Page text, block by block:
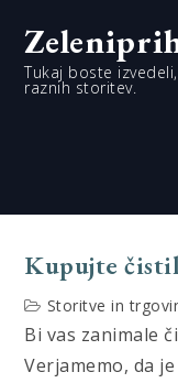
content
Tukaj boste
raznih storitev.
Kupujte
Storitve in
Bi vas zanimale
Verjamemo, da je